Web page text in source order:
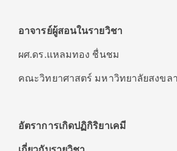
อาจารย์ผู้สอนในรายวิชา
ผศ.ดร.แหลมทอง ชื่นชม
คณะวิทยาศาสตร์ มหาวิทยาลัยสงขล
อัตราการเกิดปฏิกิริยาเคมี